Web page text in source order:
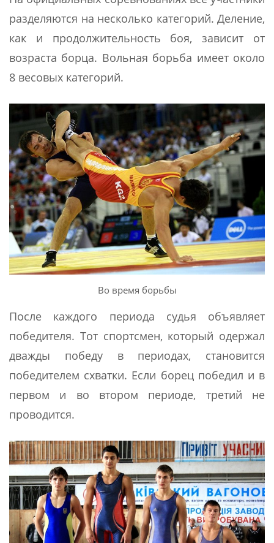
разделяются на несколько категорий. Деление,
как и продолжительность боя, зависит от
возраста борца. Вольная борьба имеет около
8 весовых категорий.
Во время борьбы
После каждого периода судья объявляет
победителя. Тот спортсмен, который одержал
дважды победу в периодах, становится
победителем схватки. Если борец победил и в
первом и во втором периоде, третий не
проводится.